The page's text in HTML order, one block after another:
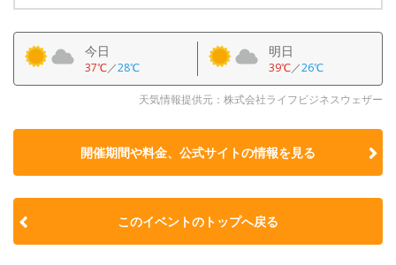
今日
37℃／28℃
明日
39℃／26℃
天気情報提供元：株式会社ライフビジネスウェザー
開催期間や料金、公式サイトの情報を見る
このイベントのトップへ戻る